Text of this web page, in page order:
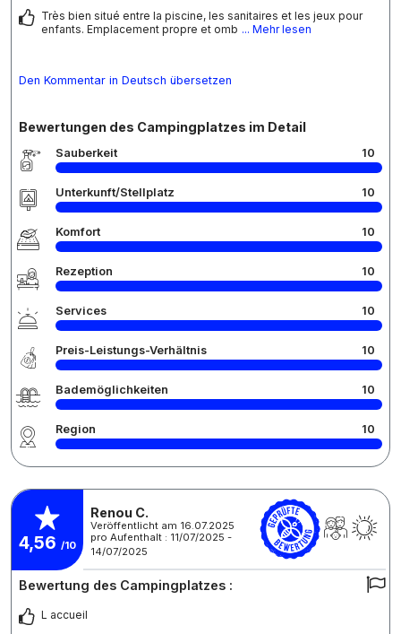
Très bien situé entre la piscine, les sanitaires et les jeux pour
enfants. Emplacement propre et omb ... Mehr lesen
Den Kommentar in Deutsch übersetzen
Bewertungen des Campingplatzes im Detail
Sauberkeit 10
Unterkunft/Stellplatz 10
Komfort 10
Rezeption 10
Services 10
Preis-Leistungs-Verhältnis 10
Bademöglichkeiten 10
Region 10
4,56 /10
Renou C.
Veröffentlicht am 16.07.2025
pro Aufenthalt : 11/07/2025 -
14/07/2025
Bewertung des Campingplatzes :
L accueil